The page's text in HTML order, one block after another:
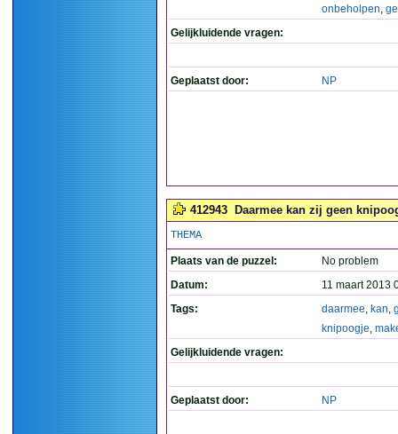
onbeholpen,
Gelijkluidende vragen:
Geplaatst door: NP
412943 Daarmee kan zij geen
THEMA
Plaats van de puzzel:
No problem
Datum:
11 maart 2013
Tags:
daarmee, kan,
knipoogje,
Gelijkluidende vragen:
Geplaatst door: NP